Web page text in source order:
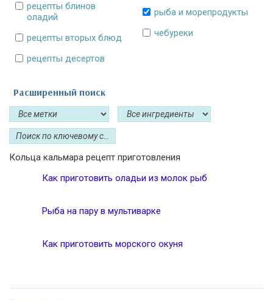
рецепты блинов
оладий
рецепты вторых блюд
рецепты десертов
рыба и морепродукты
чебуреки
Расширенный поиск
Кольца кальмара рецепт приготовления
Как приготовить оладьи из молок рыб
Рыба на пару в мультиварке
Как приготовить морского окуня